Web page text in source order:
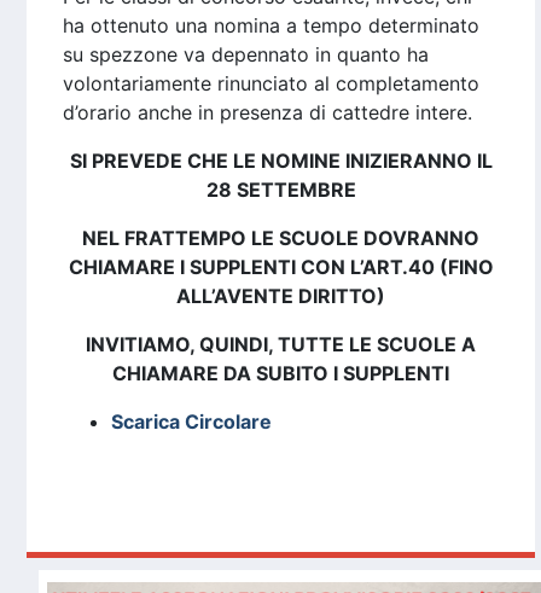
ha ottenuto una nomina a tempo determinato
su spezzone va depennato in quanto ha
volontariamente rinunciato al completamento
d’orario anche in presenza di cattedre intere.
SI PREVEDE CHE LE NOMINE INIZIERANNO IL
28 SETTEMBRE
NEL FRATTEMPO LE SCUOLE DOVRANNO
CHIAMARE I SUPPLENTI CON L’ART.40 (FINO
ALL’AVENTE DIRITTO)
INVITIAMO, QUINDI, TUTTE LE SCUOLE A
CHIAMARE DA SUBITO I SUPPLENTI
Scarica Circolare